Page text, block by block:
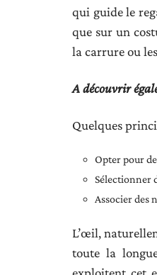
qui guide le
que sur un
la carrure ou
A découvrir
Quelques
Opter pour
Sélectionner
Associer des
L’œil,
toute la